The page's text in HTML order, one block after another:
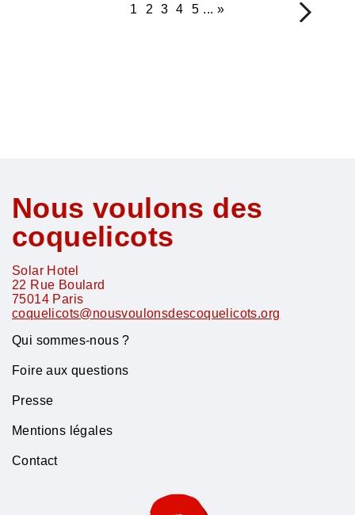
1 2 3 4 5 ... »
Nous voulons des
coquelicots
Solar Hotel
22 Rue Boulard
75014 Paris
coquelicots@nousvoulonsdescoquelicots.org
Qui sommes-nous ?
Foire aux questions
Presse
Mentions légales
Contact